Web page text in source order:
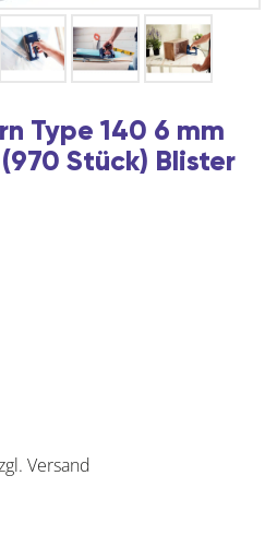
Type 140 6 mm
Stück) Blister
Versand